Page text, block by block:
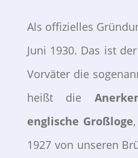
Als offizielles
Juni 1930. Das ist
Vorväter die
heißt die
englische Großloge
1927 von unseren